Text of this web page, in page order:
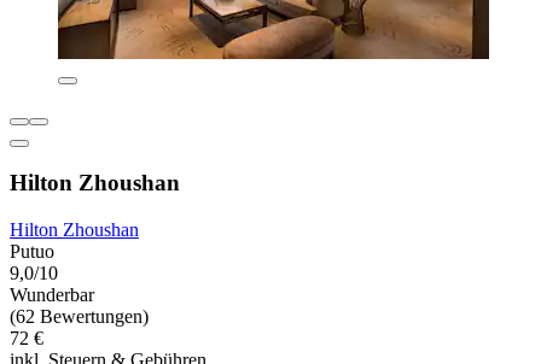
Hilton Zhoushan
Hilton Zhoushan
Putuo
9,0/10
Wunderbar
(62 Bewertungen)
72 €
inkl. Steuern & Gebühren